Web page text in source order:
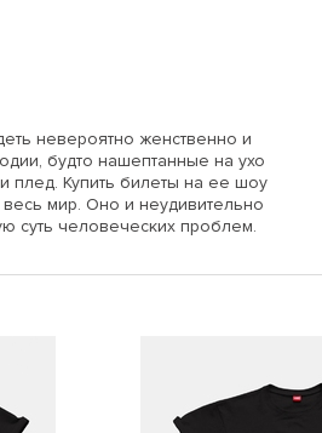
невероятно женственно и
будто нашептанные на ухо
плед. Купить билеты на ее шоу
мир. Оно и неудивительно
суть человеческих проблем.